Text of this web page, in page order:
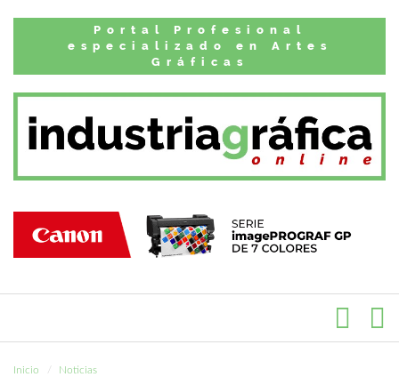
Portal Profesional
especializado en Artes
Gráficas
Inicio Noticias